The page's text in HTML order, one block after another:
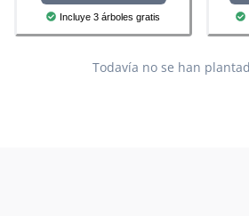
Incluye 3 árboles gratis
Todavía no se han